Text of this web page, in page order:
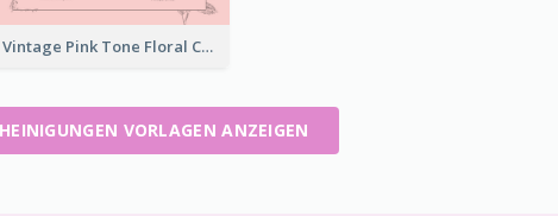
Vintage Pink Tone Floral Certificate Design For Recommendation
VORLAGEN ANZEIGEN